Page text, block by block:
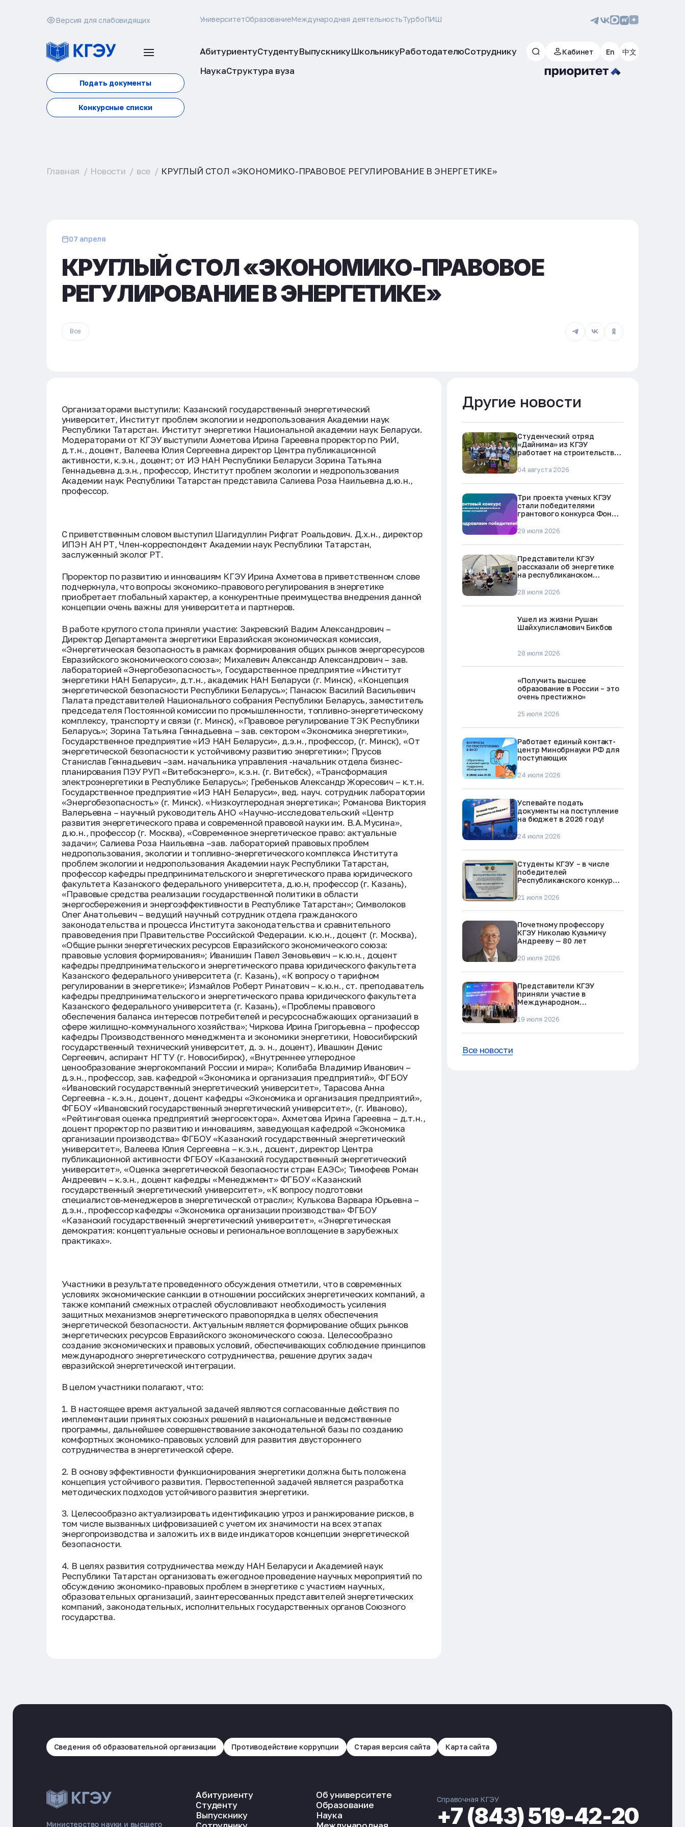
Версия для слабовидящих УниверситетОбразованиеМеждународная деятельностьТурбоПИШ
Подать документы
Конкурсные списки
АбитуриентуСтудентуВыпускникуШкольникуРаботодателюСотруднику
НаукаСтруктура вуза
Кабинет En 中文
Главная Новости все КРУГЛЫЙ СТОЛ «ЭКОНОМИКО-ПРАВОВОЕ РЕГУЛИРОВАНИЕ В ЭНЕРГЕТИКЕ»
07 апреля
КРУГЛЫЙ СТОЛ «ЭКОНОМИКО-ПРАВОВОЕ
РЕГУЛИРОВАНИЕ В ЭНЕРГЕТИКЕ»
Все
Организаторами выступили: Казанский государственный энергетический
университет, Институт проблем экологии и недропользования Академии наук
Республики Татарстан. Институт энергетики Национальной академии наук Беларуси.
Модераторами от КГЭУ выступили Ахметова Ирина Гареевна проректор по РиИ,
д.т.н., доцент, Валеева Юлия Сергеевна директор Центра публикационной
активности, к.э.н., доцент; от ИЭ НАН Республики Беларуси Зорина Татьяна
Геннадьевна д.э.н., профессор, Институт проблем экологии и недропользования
Академии наук Республики Татарстан представила Салиева Роза Наильевна д.ю.н.,
профессор.
С приветственным словом выступил Шагидуллин Рифгат Роальдович. Д.х.н., директор
ИПЭН АН РТ, Член-корреспондент Академии наук Республики Татарстан,
заслуженный эколог РТ.
Проректор по развитию и инновациям КГЭУ Ирина Ахметова в приветственном слове
подчеркнула, что вопросы экономико-правового регулирования в энергетике
приобретает глобальный характер, а конкурентные преимущества внедрения данной
концепции очень важны для университета и партнеров.
В работе круглого стола приняли участие: Закревский Вадим Александрович –
Директор Департамента энергетики Евразийская экономическая комиссия,
«Энергетическая безопасность в рамках формирования общих рынков энергоресурсов
Евразийского экономического союза»; Михалевич Александр Александрович – зав.
лабораторией «Энергобезопасность», Государственное предприятие «Институт
энергетики НАН Беларуси», д.т.н., академик НАН Беларуси (г. Минск), «Концепция
энергетической безопасности Республики Беларусь»; Панасюк Василий Васильевич
Палата представителей Национального собрания Республики Беларусь, заместитель
председателя Постоянной комиссии по промышленности, топливно-энергетическому
комплексу, транспорту и связи (г. Минск), «Правовое регулирование ТЭК Республики
Беларусь»; Зорина Татьяна Геннадьевна – зав. сектором «Экономика энергетики»,
Государственное предприятие «ИЭ НАН Беларуси», д.э.н., профессор, (г. Минск), «От
энергетической безопасности к устойчивому развитию энергетики»; Прусов
Станислав Геннадьевич –зам. начальника управления -начальник отдела бизнес-
планирования ПЭУ РУП «Витебскэнерго», к.э.н. (г. Витебск), «Трансформация
электроэнергетики в Республике Беларусь»; Гребеньков Александр Жоресович – к.т.н.
Государственное предприятие «ИЭ НАН Беларуси», вед. науч. сотрудник лаборатории
«Энергобезопасность» (г. Минск). «Низкоуглеродная энергетика»; Романова Виктория
Валерьевна – научный руководитель АНО «Научно-исследовательский «Центр
развития энергетического права и современной правовой науки им. В.А.Мусина»,
д.ю.н., профессор (г. Москва), «Современное энергетическое право: актуальные
задачи»; Салиева Роза Наильевна –зав. лабораторией правовых проблем
недропользования, экологии и топливно-энергетического комплекса Института
проблем экологии и недропользования Академии наук Республики Татарстан,
профессор кафедры предпринимательского и энергетического права юридического
факультета Казанского федерального университета, д.ю.н, профессор (г. Казань),
«Правовые средства реализации государственной политики в области
энергосбережения и энергоэффективности в Республике Татарстан»; Символоков
Олег Анатольевич – ведущий научный сотрудник отдела гражданского
законодательства и процесса Института законодательства и сравнительного
правоведения при Правительстве Российской Федерации. к.ю.н., доцент (г. Москва),
«Общие рынки энергетических ресурсов Евразийского экономического союза:
правовые условия формирования»; Иванишин Павел Зеновьевич – к.ю.н., доцент
кафедры предпринимательского и энергетического права юридического факультета
Казанского федерального университета (г. Казань), «К вопросу о тарифном
регулировании в энергетике»; Измайлов Роберт Ринатович – к.ю.н., ст. преподаватель
кафедры предпринимательского и энергетического права юридического факультета
Казанского федерального университета (г. Казань), «Проблемы правового
обеспечения баланса интересов потребителей и ресурсоснабжающих организаций в
сфере жилищно-коммунального хозяйства»; Чиркова Ирина Григорьевна – профессор
кафедры Производственного менеджмента и экономики энергетики, Новосибирский
государственный технический университет, д. э. н., доцент), Ивашкин Денис
Сергеевич, аспирант НГТУ (г. Новосибирск), «Внутреннее углеродное
ценообразование энергокомпаний России и мира»; Колибаба Владимир Иванович –
д.э.н., профессор, зав. кафедрой «Экономика и организация предприятий», ФГБОУ
«Ивановский государственный энергетический университет», Тарасова Анна
Сергеевна - к.э.н., доцент, доцент кафедры «Экономика и организация предприятий»,
ФГБОУ «Ивановский государственный энергетический университет», (г. Иваново),
«Рейтинговая оценка предприятий энергосектора». Ахметова Ирина Гареевна – д.т.н.,
доцент проректор по развитию и инновациям, заведующая кафедрой «Экономика
организации производства» ФГБОУ «Казанский государственный энергетический
университет», Валеева Юлия Сергеевна – к.э.н., доцент, директор Центра
публикационной активности ФГБОУ «Казанский государственный энергетический
университет», «Оценка энергетической безопасности стран ЕАЭС»; Тимофеев Роман
Андреевич – к.э.н., доцент кафедры «Менеджмент» ФГБОУ «Казанский
государственный энергетический университет», «К вопросу подготовки
специалистов-менеджеров в энергетической отрасли»; Кулькова Варвара Юрьевна –
д.э.н., профессор кафедры «Экономика организации производства» ФГБОУ
«Казанский государственный энергетический университет», «Энергетическая
демократия: концептуальные основы и региональное воплощение в зарубежных
практиках».
Участники в результате проведенного обсуждения отметили, что в современных
условиях экономические санкции в отношении российских энергетических компаний, а
также компаний смежных отраслей обусловливают необходимость усиления
защитных механизмов энергетического правопорядка в целях обеспечения
энергетической безопасности. Актуальным является формирование общих рынков
энергетических ресурсов Евразийского экономического союза. Целесообразно
создание экономических и правовых условий, обеспечивающих соблюдение принципов
международного энергетического сотрудничества, решение других задач
евразийской энергетической интеграции.
В целом участники полагают, что:
1. В настоящее время актуальной задачей являются согласованные действия по
имплементации принятых союзных решений в национальные и ведомственные
программы, дальнейшее совершенствование законодательной базы по созданию
комфортных экономико-правовых условий для развития двустороннего
сотрудничества в энергетической сфере.
2. В основу эффективности функционирования энергетики должна быть положена
концепция устойчивого развития. Первостепенной задачей является разработка
методических подходов устойчивого развития энергетики.
3. Целесообразно актуализировать идентификацию угроз и ранжирование рисков, в
том числе вызванных цифровизацией с учетом их значимости на всех этапах
энергопроизводства и заложить их в виде индикаторов концепции энергетической
безопасности.
4. В целях развития сотрудничества между НАН Беларуси и Академией наук
Республики Татарстан организовать ежегодное проведение научных мероприятий по
обсуждению экономико-правовых проблем в энергетике с участием научных,
образовательных организаций, заинтересованных представителей энергетических
компаний, законодательных, исполнительных государственных органов Союзного
государства.
Другие новости
Студенческий отряд
«Дайнима» из КГЭУ
работает на строительстве
04 августа 2026
Три проекта ученых КГЭУ
стали победителями
грантового конкурса Фонда
Республики Татарстан
29 июля 2026
Представители КГЭУ
рассказали об энергетике
на республиканском
«Профессии будущего»
28 июля 2026
Ушел из жизни Рушан
Шайхулисламович Бикбов
28 июля 2026
«Получить высшее
образование в России – это
очень престижно»
25 июля 2026
Работает единый контакт-
центр Минобрнауки РФ для
поступающих
24 июля 2026
Успевайте подать
документы на поступление
на бюджет в 2026 году!
24 июля 2026
Студенты КГЭУ – в числе
победителей
Республиканского конкурса
наркотиков и телефонного
21 июля 2026
Почетному профессору
КГЭУ Николаю Кузьмичу
Андрееву — 80 лет
20 июля 2026
Представители КГЭУ
приняли участие в
Международном
форуме в Альметьевске
19 июля 2026
Все новости
Сведения об образовательной организации Противодействие коррупции Старая версия сайта Карта сайта
Министерство науки и высшего
Абитуриенту
Студенту
Выпускнику
Об университете
Образование
Наука
Справочная КГЭУ
+7 (843) 519-42-20